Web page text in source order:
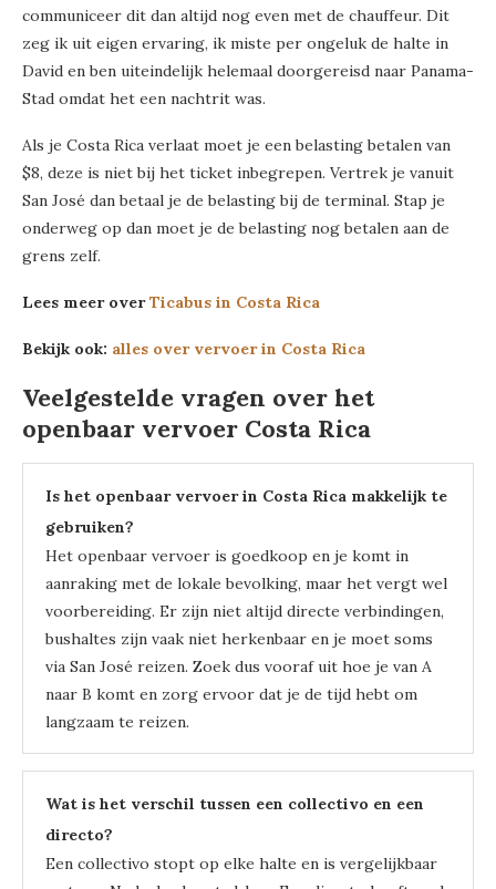
communiceer dit dan altijd nog even met de chauffeur. Dit
zeg ik uit eigen ervaring, ik miste per ongeluk de halte in
David en ben uiteindelijk helemaal doorgereisd naar Panama-
Stad omdat het een nachtrit was.
Als je Costa Rica verlaat moet je een belasting betalen van
$8, deze is niet bij het ticket inbegrepen. Vertrek je vanuit
San José dan betaal je de belasting bij de terminal. Stap je
onderweg op dan moet je de belasting nog betalen aan de
grens zelf.
Lees meer overTicabus in Costa Rica
Bekijk ook: alles over vervoer in Costa Rica
Veelgestelde vragen over het
openbaar vervoer Costa Rica
Is het openbaar vervoer in Costa Rica makkelijk te
gebruiken?
Het openbaar vervoer is goedkoop en je komt in
aanraking met de lokale bevolking, maar het vergt wel
voorbereiding. Er zijn niet altijd directe verbindingen,
bushaltes zijn vaak niet herkenbaar en je moet soms
via San José reizen. Zoek dus vooraf uit hoe je van A
naar B komt en zorg ervoor dat je de tijd hebt om
langzaam te reizen.
Wat is het verschil tussen een collectivo en een
directo?
Een collectivo stopt op elke halte en is vergelijkbaar